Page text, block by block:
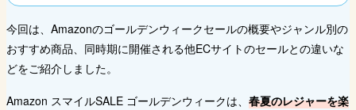
今回は、Amazonのゴールデンウィークセールの概要やジャンル別の
おすすめ商品、同時期に開催される他ECサイトのセールとの違いな
どをご紹介しました。
Amazon スマイルSALE ゴールデンウィークは、 春夏のレジャーを楽